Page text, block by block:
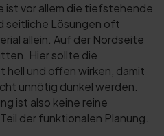
ist vor allem die tiefstehende
seitliche Lösungen oft
allein. Auf der Nordseite
Hier sollte die
hell und offen wirken, damit
unnötig dunkel werden.
ist also keine reine
der funktionalen Planung.